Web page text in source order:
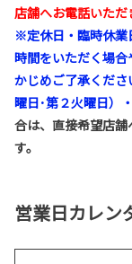
店舗へお電話いただ
※定休日・臨時休業
時間をいただく場
かじめご了承くだ
曜日･第２火曜日）
合は、直接希望店
す。
営業日カレン